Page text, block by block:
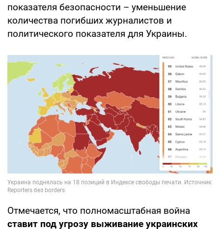
показателя безопасности – уменьшение
количества погибших журналистов и
политического показателя для Украины.
Отмечается, что полномасштабная война
ставит под угрозу выживание украинских